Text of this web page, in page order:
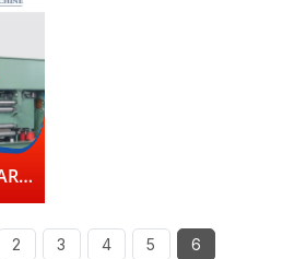
FZZ / T - JACQUARD NEEDLE LOOM
2 3 4 5 6